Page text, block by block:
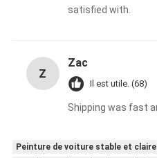
satisfied with.
Z
Zac
Il est utile. (68)
Shipping was fast
Peinture de voiture stable et claire